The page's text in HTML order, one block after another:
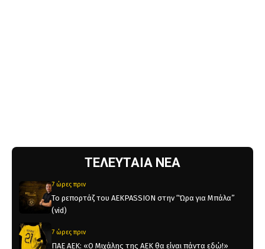
ΤΕΛΕΥΤΑΙΑ ΝΕΑ
7 ώρες πριν
Το ρεπορτάζ του AEKPASSION στην “Ώρα για Μπάλα”
(vid)
7 ώρες πριν
ΠΑΕ ΑΕΚ: «Ο Μιχάλης της ΑΕΚ θα είναι πάντα εδώ!»